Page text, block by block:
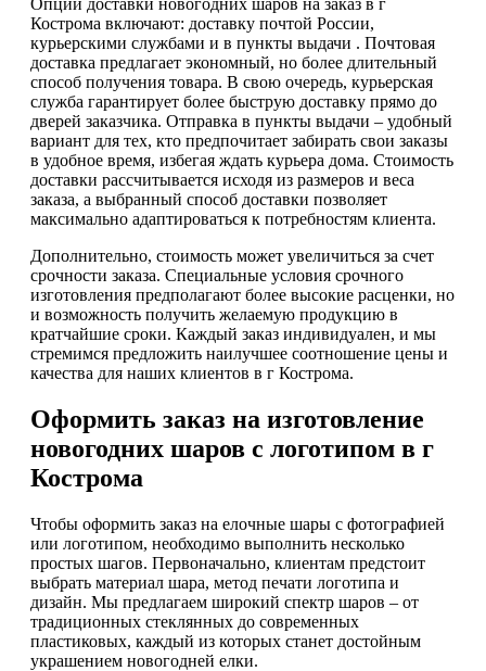
Опции доставки новогодних шаров на заказ в г
Кострома включают: доставку почтой России,
курьерскими службами и в пункты выдачи . Почтовая
доставка предлагает экономный, но более длительный
способ получения товара. В свою очередь, курьерская
служба гарантирует более быструю доставку прямо до
дверей заказчика. Отправка в пункты выдачи – удобный
вариант для тех, кто предпочитает забирать свои заказы
в удобное время, избегая ждать курьера дома. Стоимость
доставки рассчитывается исходя из размеров и веса
заказа, а выбранный способ доставки позволяет
максимально адаптироваться к потребностям клиента.
Дополнительно, стоимость может увеличиться за счет
срочности заказа. Специальные условия срочного
изготовления предполагают более высокие расценки, но
и возможность получить желаемую продукцию в
кратчайшие сроки. Каждый заказ индивидуален, и мы
стремимся предложить наилучшее соотношение цены и
качества для наших клиентов в г Кострома.
Оформить заказ на изготовление
новогодних шаров с логотипом в г
Кострома
Чтобы оформить заказ на елочные шары с фотографией
или логотипом, необходимо выполнить несколько
простых шагов. Первоначально, клиентам предстоит
выбрать материал шара, метод печати логотипа и
дизайн. Мы предлагаем широкий спектр шаров – от
традиционных стеклянных до современных
пластиковых, каждый из которых станет достойным
украшением новогодней елки.